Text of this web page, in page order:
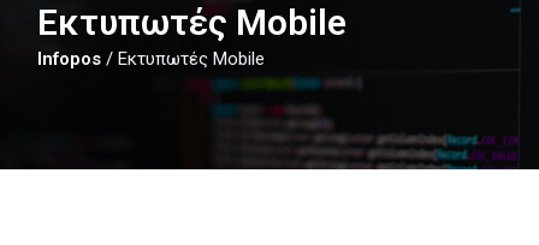
Εκτυπωτές Mobile
Infopos /Εκτυπωτές Mobile